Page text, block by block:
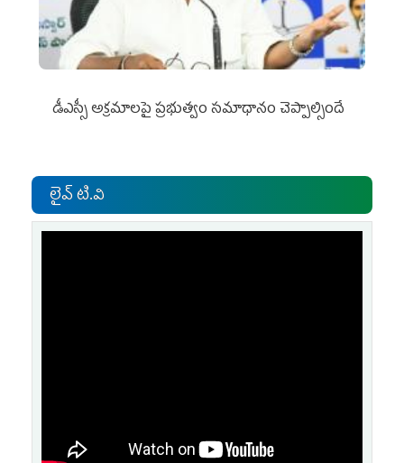
డీఎస్సీ అక్రమాలపై ప్రభుత్వం సమాధానం చెప్పాల్సిందే
లైవ్ టి.వి